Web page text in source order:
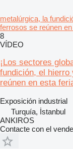
metalúrgica, la
ferrosos se reúnen
8
VÍDEO
¡Los sectores
fundición, el
reúnen en esta
Exposición industrial
Turquía, İstanbul
ANKIROS
Contacte con el